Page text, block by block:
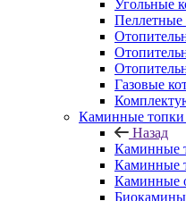
Угольные
Пеллетные
Газовые
Каминные топки
Назад
Каминные
Каминные
Каминные